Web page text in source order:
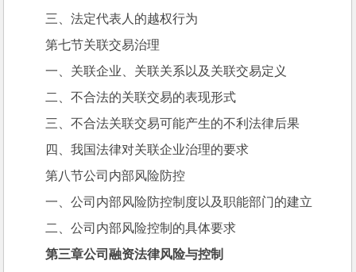
三、法定代表人的越权行为
第七节关联交易治理
一、关联企业、关联关系以及关联交易定义
二、不合法的关联交易的表现形式
三、不合法关联交易可能产生的不利法律后果
四、我国法律对关联企业治理的要求
第八节公司内部风险防控
一、公司内部风险防控制度以及职能部门的建立
二、公司内部风险控制的具体要求
第三章公司融资法律风险与控制